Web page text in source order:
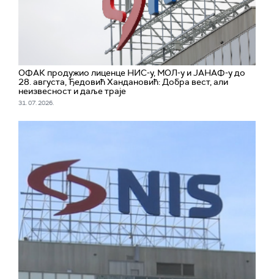
ОФАК продужио лиценце НИС-у, МОЛ-у и ЈАНАФ-у до
28. августа, Ђедовић Хандановић: Добра вест, али
неизвесност и даље траје
31. 07. 2026.